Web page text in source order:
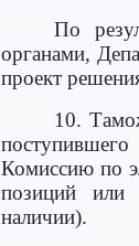
По
органами,
проект
10.
Комиссию по
позиций или
наличии).